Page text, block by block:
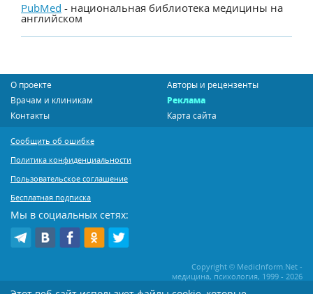
PubMed - национальная библиотека медицины на
английском
О проекте
Авторы и рецензенты
Врачам и клиникам
Реклама
Контакты
Карта сайта
Сообщить об ошибке
Политика конфиденциальности
Пользовательское соглашение
Бесплатная подписка
Мы в социальных сетях:
Copyright © MedicInform.Net -
медицина, психология, 1999 - 2026